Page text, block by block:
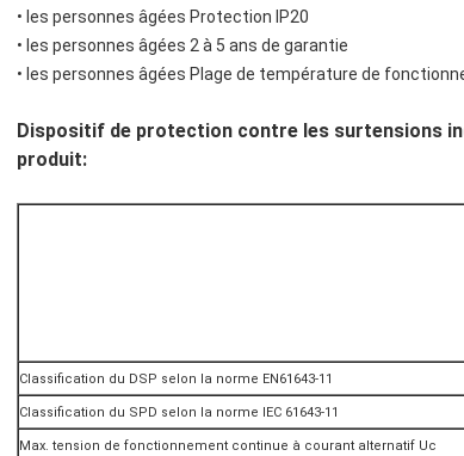
• les personnes âgées Protection IP20
• les personnes âgées 2 à 5 ans de garantie
• les personnes âgées Plage de température de
Dispositif de protection contre les surtensions
produit:
Classification du DSP selon la norme EN61643-11
Classification du SPD selon la norme IEC 61643-11
Max. tension de fonctionnement continue à courant alternatif Uc